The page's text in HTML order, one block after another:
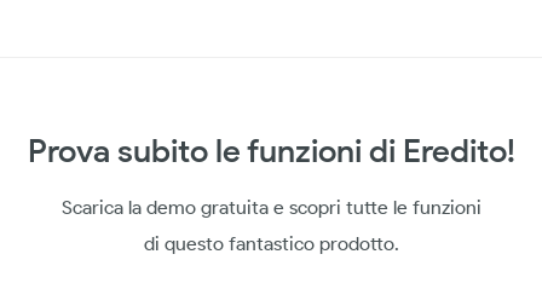
Prova subito le funzioni di Eredito!
Scarica la demo gratuita e scopri tutte le funzioni
di questo fantastico prodotto.